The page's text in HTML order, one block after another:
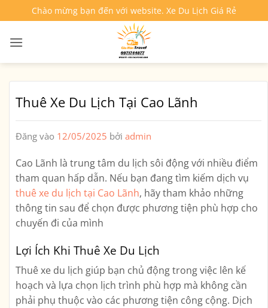
qua
nội
Chào mừng bạn đến với website. Xe Du Lịch Giá Rẻ
Thuê Xe Du Lịch Tại Cao Lãnh
Đăng vào 12/05/2025 bởi admin
Cao Lãnh là trung tâm du lịch sôi động với nhiều điểm
tham quan hấp dẫn. Nếu bạn đang tìm kiếm dịch vụ
thuê xe du lịch tại Cao Lãnh, hãy tham khảo những
thông tin sau để chọn được phương tiện phù hợp cho
chuyến đi của mình
Lợi Ích Khi Thuê Xe Du Lịch
Thuê xe du lịch giúp bạn chủ động trong việc lên kế
hoạch và lựa chọn lịch trình phù hợp mà không cần
phải phụ thuộc vào các phương tiện công cộng. Dịch